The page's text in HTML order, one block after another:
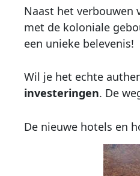
Naast het verbouwen
met de koloniale
een unieke belevenis!
Wil je het echte
investeringen. De
De nieuwe hotels en